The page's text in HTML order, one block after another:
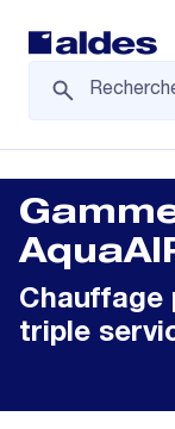
Chauffage
triple